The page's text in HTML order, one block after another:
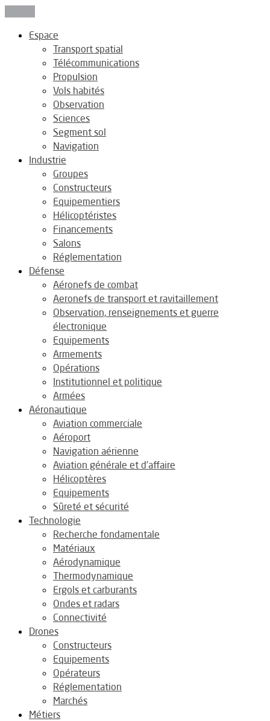
Espace
Transport spatial
Télécommunications
Propulsion
Vols habités
Observation
Sciences
Segment sol
Navigation
Industrie
Groupes
Constructeurs
Equipementiers
Hélicoptéristes
Financements
Salons
Réglementation
Défense
Aéronefs de combat
Aeronefs de transport et ravitaillement
Observation, renseignements et guerre
électronique
Equipements
Armements
Opérations
Institutionnel et politique
Armées
Aéronautique
Aviation commerciale
Aéroport
Navigation aérienne
Aviation générale et d’affaire
Hélicoptères
Equipements
Sûreté et sécurité
Technologie
Recherche fondamentale
Matériaux
Aérodynamique
Thermodynamique
Ergols et carburants
Ondes et radars
Connectivité
Drones
Constructeurs
Equipements
Opérateurs
Réglementation
Marchés
Métiers